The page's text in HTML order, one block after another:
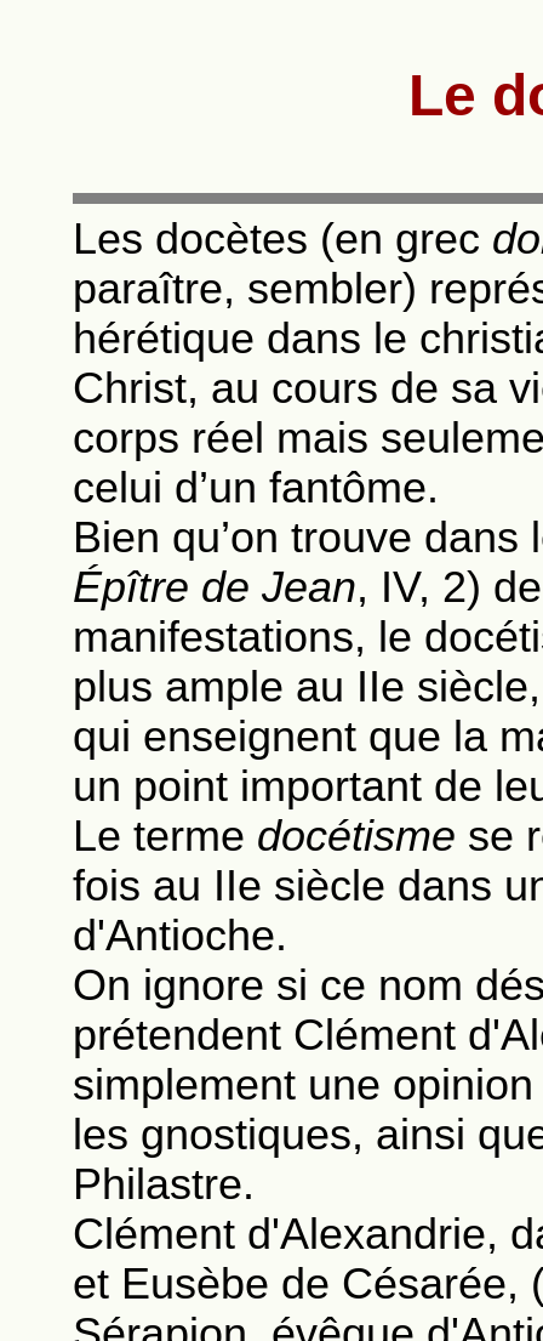
Le
Les docètes (en grec
paraître, sembler)
hérétique dans le
Christ, au cours de sa
corps réel mais
celui d’un fantôme.
Bien qu’on trouve
Épître de Jean, IV, 2)
manifestations, le
plus ample au IIe
qui enseignent que la
un point important de
Le terme docétisme se
fois au IIe siècle dans
d'Antioche.
On ignore si ce nom
prétendent Clément
simplement une
les gnostiques, ainsi
Philastre.
Clément d'Alexandrie,
et Eusèbe de Césarée,